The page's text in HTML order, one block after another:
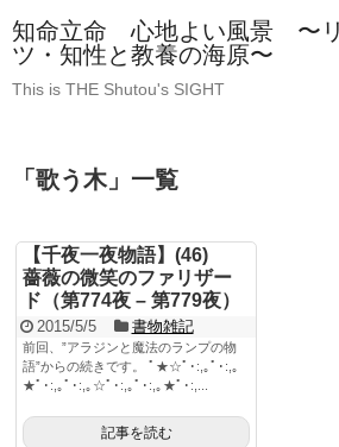
知命立命 心地よい風景 〜
ツ・知性と教養の海原〜
This is THE Shutou's SIGHT
「 歌う木」 一覧
【千夜一夜物語】(46)
薔薇の微笑のファリザー
ド（第774夜 – 第779夜）
2015/5/5 書物雑記
前回、”アラジンと魔法のランプの物
語”からの続きです。 ﾟ★☆ﾟ･:,｡ﾟ･:,｡
★ﾟ･:,｡ﾟ･:,｡☆ﾟ･:,｡ﾟ･:,｡★ﾟ･:,...
記事を読む